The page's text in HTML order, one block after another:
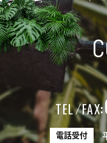
TEL FAX:
電話受付